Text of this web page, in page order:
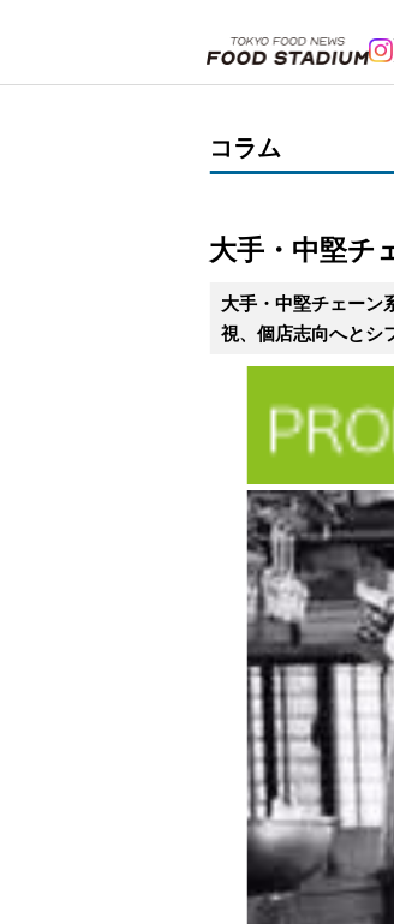
コラム
大手・中堅チ
大手・中堅チェーン
視、個店志向へとシ